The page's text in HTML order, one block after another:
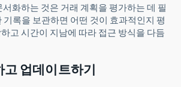
화하는 것은 거래 계획을 평가하는 데 필
록을 보관하면 어떤 것이 효과적인지 평
고 시간이 지남에 따라 접근 방식을 다듬
업데이트하기